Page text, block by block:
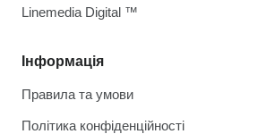
Інформація
Правила та умови
Політика конфіденційності
Linemedia Digital ™